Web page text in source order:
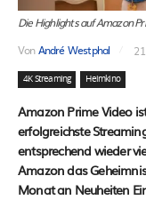
Die Highlights auf Amazon
VonAndré Westphal
4K Streaming Heimkino
Amazon Prime Video
erfolgreichste
entsprechend wieder
Amazon das
Monat an Neuheiten